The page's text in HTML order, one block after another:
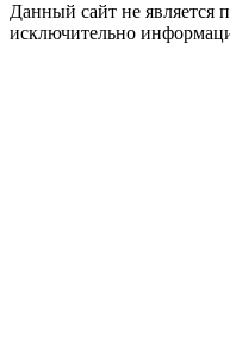
Данный сайт не является
исключительно